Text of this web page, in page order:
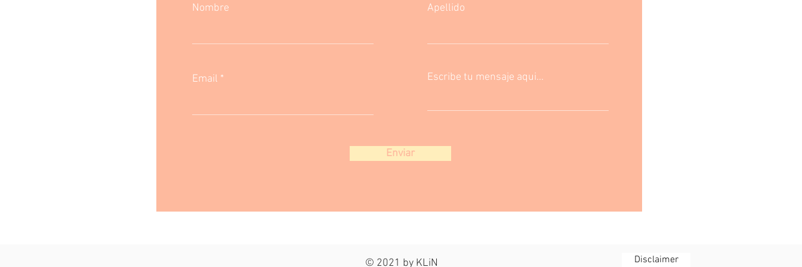
Nombre
Email
Apellido
Escribe tu mensaje aqui...
Enviar
© 2021 by KLiN Disclaimer